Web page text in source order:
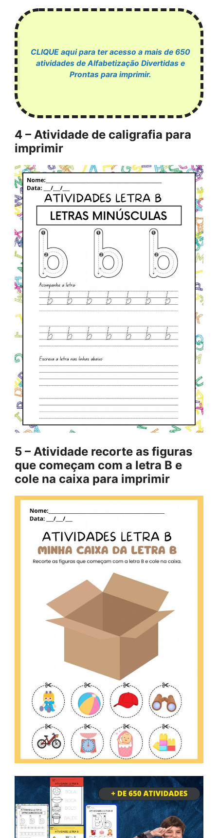
CLIQUE aqui para ter acesso a mais de 650
atividades de Alfabetização Divertidas e
Prontas para imprimir.
4 – Atividade de caligrafia para
imprimir
5 – Atividade recorte as figuras
que começam com a letra B e
cole na caixa para imprimir